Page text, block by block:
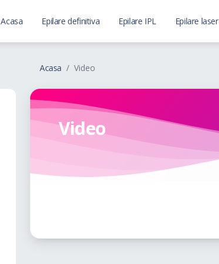
Acasa Epilare definitiva Epilare IPL Epilare laser
Acasa Video
Video